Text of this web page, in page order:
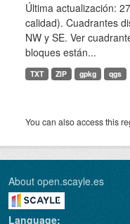
Última actualización:
calidad). Cuadrantes
NW y SE. Ver
bloques están...
TXT ZIP gpkg qgs
You can also access this
About open.scayle.es
Language